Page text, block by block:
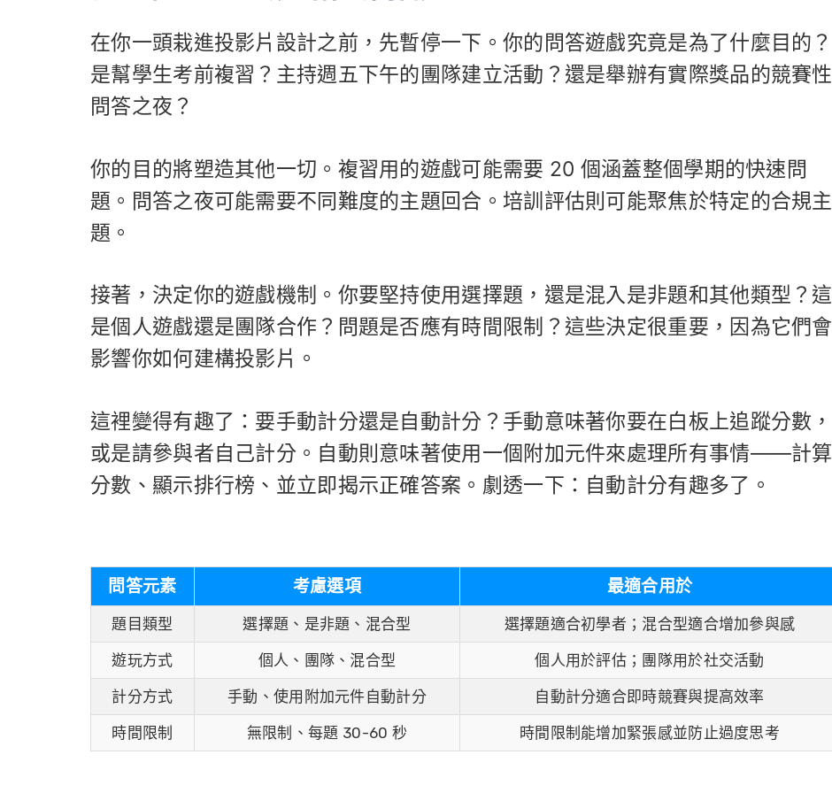
在你一頭栽進投影片設計之前，先暫停一下。你的問答遊戲究竟是為了什麼目的？
是幫學生考前複習？主持週五下午的團隊建立活動？還是舉辦有實際獎品的競賽性
問答之夜？
你的目的將塑造其他一切。複習用的遊戲可能需要 20 個涵蓋整個學期的快速問
題。問答之夜可能需要不同難度的主題回合。培訓評估則可能聚焦於特定的合規主
題。
接著，決定你的遊戲機制。你要堅持使用選擇題，還是混入是非題和其他類型？這
是個人遊戲還是團隊合作？問題是否應有時間限制？這些決定很重要，因為它們會
影響你如何建構投影片。
這裡變得有趣了：要手動計分還是自動計分？手動意味著你要在白板上追蹤分數，
或是請參與者自己計分。自動則意味著使用一個附加元件來處理所有事情——計算
分數、顯示排行榜、並立即揭示正確答案。劇透一下：自動計分有趣多了。
問答元素 考慮選項 最適合用於
題目類型 選擇題、是非題、混合型 選擇題適合初學者；混合型適合增加參與感
遊玩方式 個人、團隊、混合型 個人用於評估；團隊用於社交活動
計分方式 手動、使用附加元件自動計分 自動計分適合即時競賽與提高效率
時間限制 無限制、每題 30-60 秒 時間限制能增加緊張感並防止過度思考